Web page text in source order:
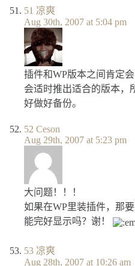
51 凉爽
Aug 30th, 2007 at 5:04 pm
插件和WP版本之间肯定
会适时推出适合的版本，
好做好备份。
52 Ceson
Aug 29th, 2007 at 5:23 pm
大问题！！！
如果在WP里装插件，那
能完好显示吗？谢！
53 凉爽
Aug 28th, 2007 at 10:26 am